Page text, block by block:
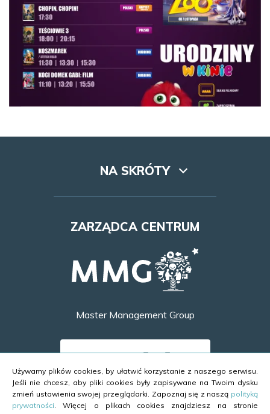
NA SKRÓTY
Lookbook
Najem
Godziny otwarcia
Kontakt
ZARZĄDCA CENTRUM
Master Management Group
DOWIEDZ SIĘ WIĘCEJ
Copyright ©2026 Galeria Brama Mazur
Używamy plików cookies, by ułatwić korzystanie z naszego serwisu.
Jeśli nie chcesz, aby pliki cookies były zapisywane na Twoim dysku
zmień ustawienia swojej przeglądarki. Zapoznaj się z naszą polityką
prywatności. Więcej o plikach cookies znajdziesz na stronie